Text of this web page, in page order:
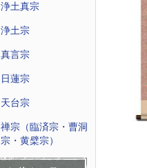
浄土真宗
浄土宗
真言宗
日蓮宗
天台宗
禅宗（臨済宗・曹洞
宗・黄檗宗）